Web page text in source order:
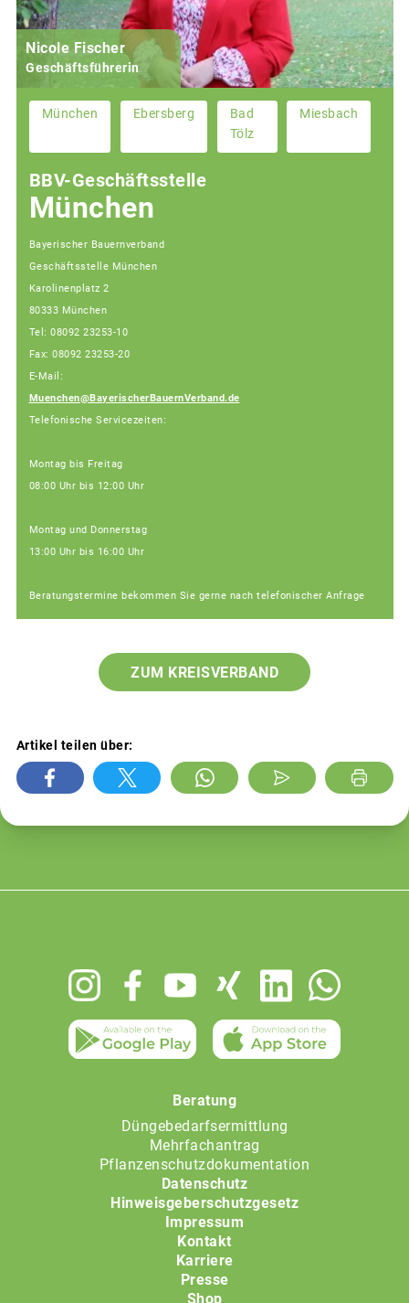
Nicole Fischer
Geschäftsführerin
München Ebersberg
Bad
Tölz
Miesbach
BBV-Geschäftsstelle
München
Bayerischer Bauernverband
Geschäftsstelle München
Karolinenplatz 2
80333 München
Tel: 08092 23253-10
Fax: 08092 23253-20
E-Mail:
Muenchen@BayerischerBauernVerband.de
Telefonische Servicezeiten:
Montag bis Freitag
08:00 Uhr bis 12:00 Uhr
Montag und Donnerstag
13:00 Uhr bis 16:00 Uhr
Beratungstermine bekommen Sie gerne nach telefonischer Anfrage
ZUM KREISVERBAND
Artikel teilen über:
Beratung
Düngebedarfsermittlung
Mehrfachantrag
Pflanzenschutzdokumentation
Datenschutz
Hinweisgeberschutzgesetz
Impressum
Kontakt
Karriere
Presse
Shop